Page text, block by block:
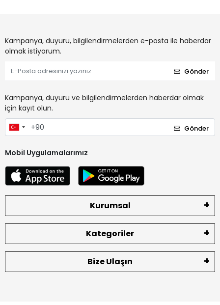
Kampanya, duyuru, bilgilendirmelerden e-posta ile haberdar
olmak istiyorum.
Gönder
Kampanya, duyuru ve bilgilendirmelerden haberdar olmak
için kayıt olun.
Gönder
Mobil Uygulamalarımız
Kurumsal
Kategoriler
Bize Ulaşın